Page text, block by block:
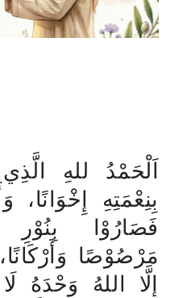
اَلْحَمْدُ للهِ
بِنِعْمَتِهِ
فَصَارُوْا بِنُوْرِ
مَرْصُوْصًا
إِلَّا اللهُ